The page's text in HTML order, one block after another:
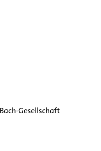
Gesellschaft